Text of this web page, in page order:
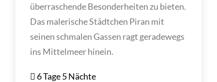
überraschende Besonderheiten zu bieten.
Das malerische Städtchen Piran mit
seinen schmalen Gassen ragt geradewegs
ins Mittelmeer hinein.
6 Tage 5 Nächte